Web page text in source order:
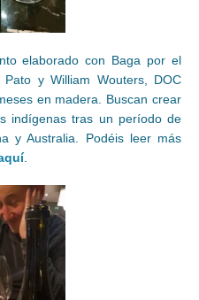
elaborado con Baga por el
y William Wouters, DOC
en madera. Buscan crear
indígenas tras un período de
y Australia. Podéis leer más
.